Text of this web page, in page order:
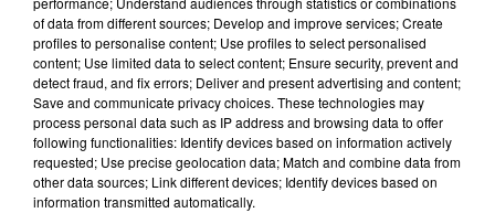
23 juillet 2026
INCENDIE MORTEL À LENS : UNE FEMME ET
of data from different sources; Develop and improve services; Create
profiles to personalise content; Use profiles to select personalised
content; Use limited data to select content; Ensure security, prevent and
detect fraud, and fix errors; Deliver and present advertising and content;
Save and communicate privacy choices. These technologies may
process personal data such as IP address and browsing data to offer
following functionalities: Identify devices based on information actively
requested; Use precise geolocation data; Match and combine data from
other data sources; Link different devices; Identify devices based on
information transmitted automatically.